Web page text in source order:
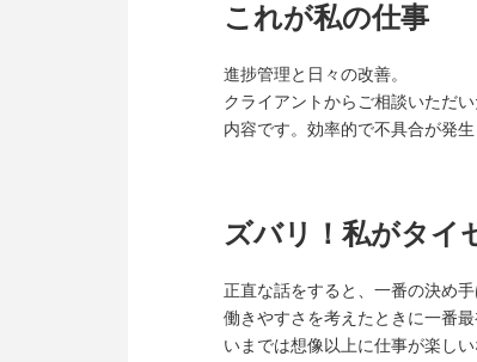
これが私の仕事
進捗管理と日々の改善。
クライアントからご相談いただ
内容です。効率的で不具合が発
ズバリ！私がタイ
正直な話をすると、一番の決め
働きやすさを考えたときに一番
いまでは想像以上に仕事が楽しい